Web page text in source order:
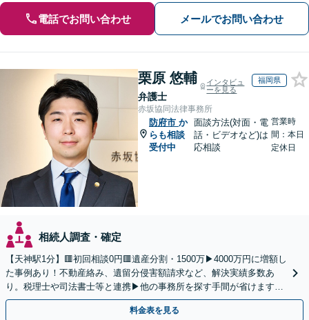
電話でお問い合わせ メールでお問い合わせ
栗原 悠輔
弁護士
インタビュ
ーを見る
福岡県
赤坂協同法律事務所
防府市 か
らも相談
受付中
面談方法(対面・電
話・ビデオなど)は
応相談
営業時
間：本日
定休日
相続人調査・確定
【天神駅1分】🟥初回相談0円🟥遺産分割・1500万▶4000万円に増額し
た事例あり！不動産絡み、遺留分侵害額請求など、解決実績多数あ
り。税理士や司法書士等と連携▶他の事務所を探す手間が省けます！
不動産会社と連携し無料査定&財産調査も◎
料金表を見る